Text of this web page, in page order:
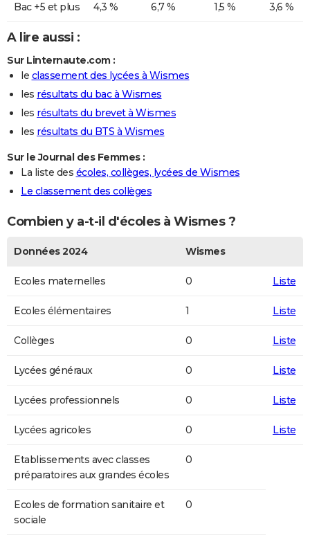
Bac +5 et plus 4,3 % 6,7 % 1,5 % 3,6 %
A lire aussi :
Sur Linternaute.com :
le classement des lycées à Wismes
les résultats du bac à Wismes
les résultats du brevet à Wismes
les résultats du BTS à Wismes
Sur le Journal des Femmes :
La liste des écoles, collèges, lycées de Wismes
Le classement des collèges
Combien y a-t-il d'écoles à Wismes ?
Données 2024 Wismes
Ecoles maternelles 0 Liste
Ecoles élémentaires 1 Liste
Collèges 0 Liste
Lycées généraux 0 Liste
Lycées professionnels 0 Liste
Lycées agricoles 0 Liste
Etablissements avec classes
préparatoires aux grandes écoles
0
Ecoles de formation sanitaire et
sociale
0